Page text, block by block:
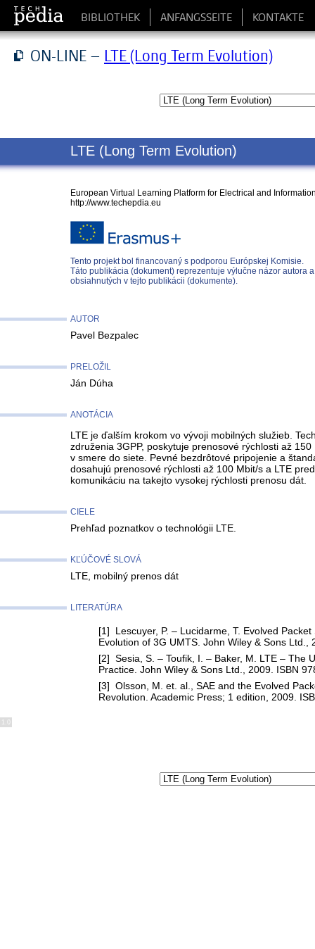
BIBLIOTHEK ANFANGSSEITE KONTAKTE
ON-LINE – LTE (Long Term Evolution)